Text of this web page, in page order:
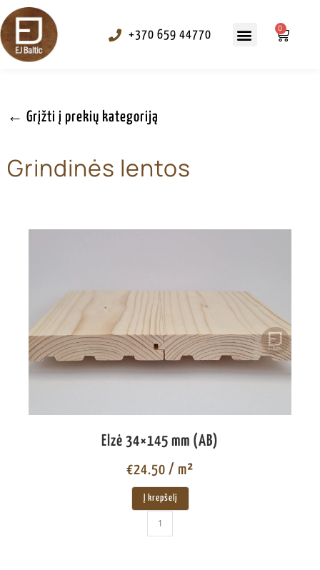
+370 659 44770
0
← Grįžti į prekių kategoriją
Grindinės lentos
Elzė 34×145 mm (AB)
€24.50 / m²
Į krepšelį